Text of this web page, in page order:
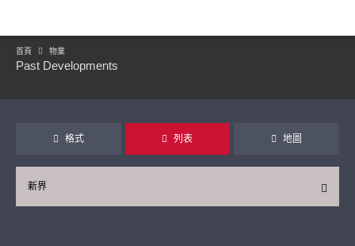
首頁 物業
Past Developments
格式 列表 地圖
新界